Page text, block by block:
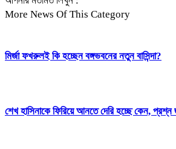
More News Of This Category
মির্জা ফখরুলই কি হচ্ছেন বঙ্গভবনের নতুন বাসিন্দা?
শেখ হাসিনাকে ফিরিয়ে আনতে দেরি হচ্ছে কেন, প্রশ্ন